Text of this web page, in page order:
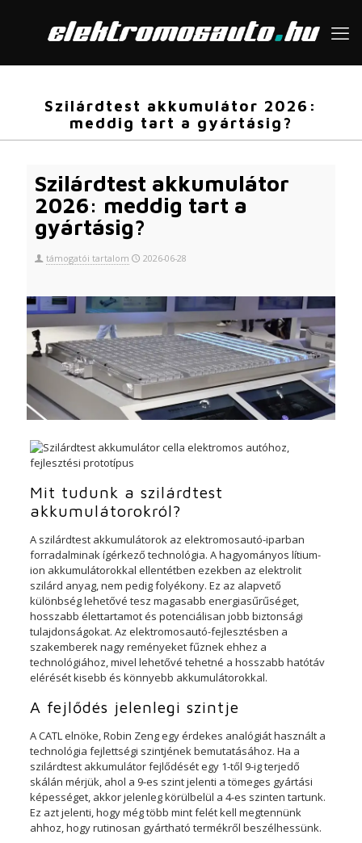
Szilárdtest akkumulátor 2026:
meddig tart a gyártásig?
Szilárdtest akkumulátor
2026: meddig tart a
gyártásig?
támogatói tartalom 2026-06-28
Mit tudunk a szilárdtest
akkumulátorokról?
A szilárdtest akkumulátorok az elektromosautó-iparban
forradalminak ígérkező technológia. A hagyományos lítium-
ion akkumulátorokkal ellentétben ezekben az elektrolit
szilárd anyag, nem pedig folyékony. Ez az alapvető
különbség lehetővé tesz magasabb energiasűrűséget,
hosszabb élettartamot és potenciálisan jobb biztonsági
tulajdonságokat. Az elektromosautó-fejlesztésben a
szakemberek nagy reményeket fűznek ehhez a
technológiához, mivel lehetővé tehetné a hosszabb hatótáv
elérését kisebb és könnyebb akkumulátorokkal.
A fejlődés jelenlegi szintje
A CATL elnöke, Robin Zeng egy érdekes analógiát használt a
technológia fejlettségi szintjének bemutatásához. Ha a
szilárdtest akkumulátor fejlődését egy 1-től 9-ig terjedő
skálán mérjük, ahol a 9-es szint jelenti a tömeges gyártási
képességet, akkor jelenleg körülbelül a 4-es szinten tartunk.
Ez azt jelenti, hogy még több mint felét kell megtennünk
ahhoz, hogy rutinosan gyártható termékről beszélhessünk.